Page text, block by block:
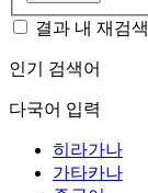
결과 내 재검색
인기 검색어
다국어 입력
히라가나
가타카나